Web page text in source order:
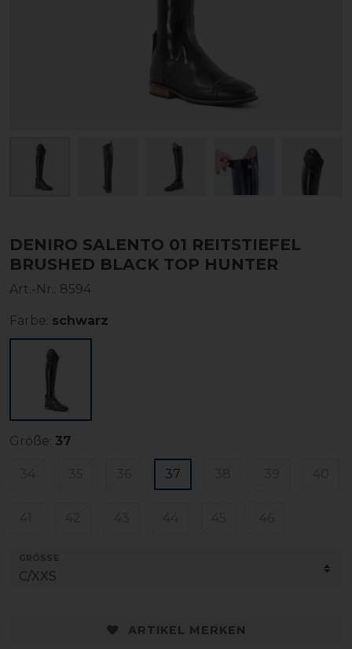
DENIRO SALENTO 01 REITSTIEFEL
BRUSHED BLACK TOP HUNTER
Art.-Nr.: 8594
Farbe: schwarz
Größe: 37
37
ARTIKEL MERKEN